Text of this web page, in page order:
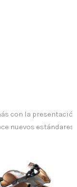
con la presentación
nuevos estándares